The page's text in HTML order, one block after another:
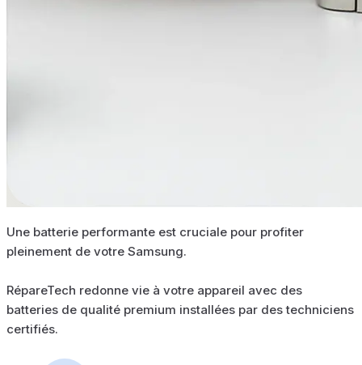
Une batterie performante est cruciale pour profiter
pleinement de votre Samsung.
RépareTech redonne vie à votre appareil avec des
batteries de qualité premium installées par des techniciens
certifiés.